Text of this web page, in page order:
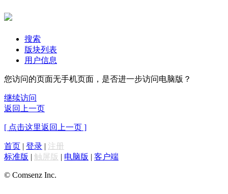
搜索
版块列表
用户信息
您访问的页面无手机页面，是否进一步访问电脑版？
继续访问
返回上一页
[ 点击这里返回上一页 ]
首页 | 登录 | 注册
标准版 | 触屏版 | 电脑版 | 客户端
© Comsenz Inc.